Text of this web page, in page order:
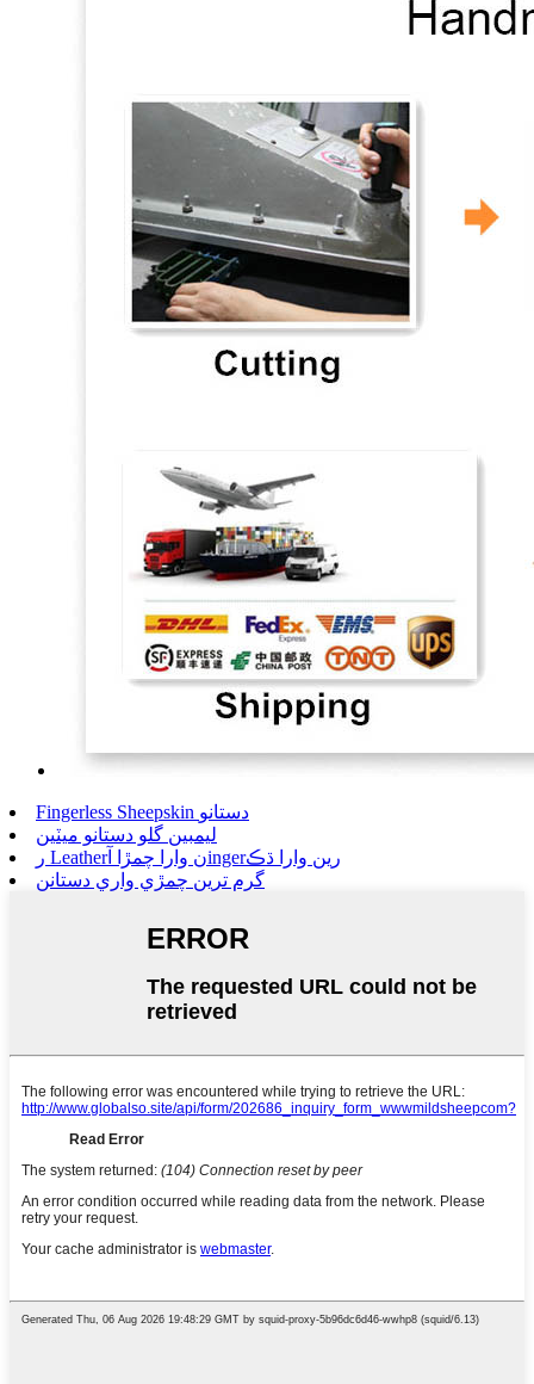
Fingerless Sheepskin دستانو
ليمبين گلو دستانو ميٽين
ر Leatherن وارا چمڙا آingerرين وارا ڌڪ
گرم ترين چمڙي واري دستانن